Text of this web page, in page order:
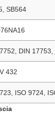
SB564
DIN
432
ISO 9724,